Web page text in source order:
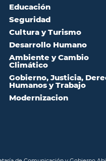
Educación
Seguridad
Cultura y Turismo
Desarrollo Humano
Ambiente y Cambio
Climático
Gobierno, Justicia,
Humanos y Trabajo
Modernizacion